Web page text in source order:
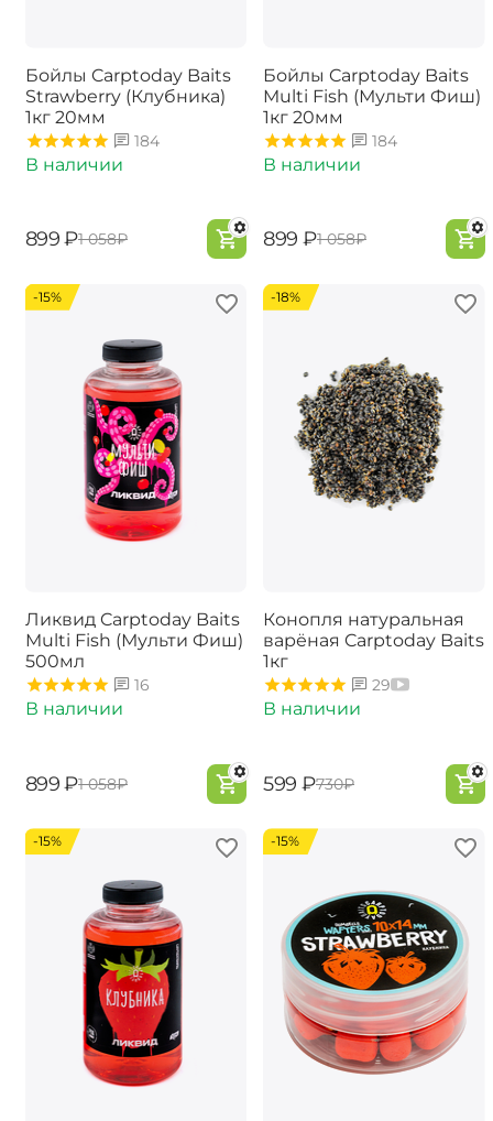
Бойлы Carptoday Baits
Strawberry (Клубника)
1кг 20мм
184
В наличии
‍899‍ ₽‍1 058‍₽
Бойлы Carptoday Baits
Multi Fish (Мульти Фиш)
1кг 20мм
184
В наличии
‍899‍ ₽‍1 058‍₽
-15%
Ликвид Carptoday Baits
Multi Fish (Мульти Фиш)
500мл
16
В наличии
‍899‍ ₽‍1 058‍₽
-18%
Конопля натуральная
варёная Carptoday Baits
1кг
29
В наличии
‍599‍ ₽‍730‍₽
-15% -15%